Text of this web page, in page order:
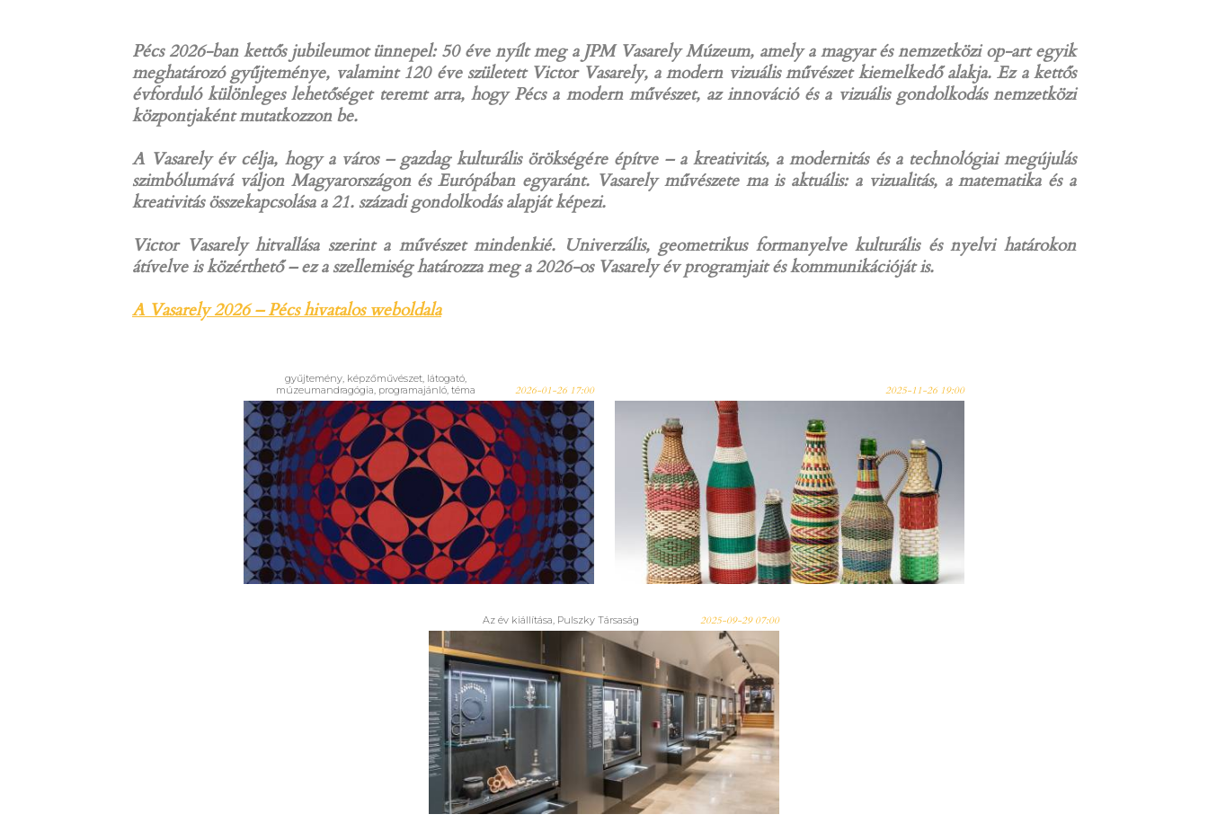
Pécs 2026-ban kettős jubileumot ünnepel: 50 éve nyílt meg a JPM Vasarely Múzeum, amely a magyar és nemzetközi op-art egyik
meghatározó gyűjteménye, valamint 120 éve született Victor Vasarely, a modern vizuális művészet kiemelkedő alakja. Ez a kettős
évforduló különleges lehetőséget teremt arra, hogy Pécs a modern művészet, az innováció és a vizuális gondolkodás nemzetközi
központjaként mutatkozzon be.
A Vasarely év célja, hogy a város – gazdag kulturális örökségére építve – a kreativitás, a modernitás és a technológiai megújulás
szimbólumává váljon Magyarországon és Európában egyaránt. Vasarely művészete ma is aktuális: a vizualitás, a matematika és a
kreativitás összekapcsolása a 21. századi gondolkodás alapját képezi.
Victor Vasarely hitvallása szerint a művészet mindenkié. Univerzális, geometrikus formanyelve kulturális és nyelvi határokon
átívelve is közérthető – ez a szellemiség határozza meg a 2026-os Vasarely év programjait és kommunikációját is.
A Vasarely 2026 – Pécs hivatalos weboldala
gyűjtemény, képzőművészet, látogató,
múzeumandragógia, programajánló, téma
2026-01-26 17:00
A jövő művészete fél évszázada
velünk – A Plasztikai egységek
és kódolható faktúrák című
tárlattal indult útjára a Vasarely
2026 jubileumi évad Pécsett
2025-11-26 19:00
Megnyílt, holnaptól
látogatható! TRIKOLÓR-
TÖRTÉNELEM - Kortalan
hazafiságunk kincsei és kacatjai
Az év kiállítása, Pulszky Társaság 2025-09-29 07:00
Az év kiállítása 2025 díj
esélyese: a Janus Pannonius
Múzeum A hely szelleme -
Genius Loci című állandó
kiállítása